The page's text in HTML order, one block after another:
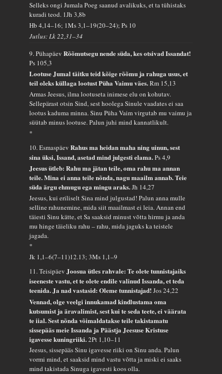
Selleks ongi Jumala Poeg saanud avalikuks, et ta tühistaks
kuradi teod. 1Jh 3,8b
Hb 4,14–16; 1Ms 3,1–19(20–24); Ps 10
Jutlus: Lk 22,31–34
9. PühapäevRõõmutsegu nende süda, kes otsivad Issandat!
Ps 105,3
Lootuse Jumal täitku teid kõige rõõmu ja rahuga usus, et
teil oleks küllaga lootust Püha Vaimu väes.Rm 15,13
Armas Jeesus, ilma lootuseta inimese elu on kohutav.
Sellepärast otsin Sind, sest hoolega Sinule vaadates ei saa
lootus kaduma minna. Sinu Püha Vaim virgutab mu vaimu ja
süütab minus lootuse. Palun juhi mind kannatlikult.
*
10. EsmaspäevRahus ma heidan maha ning uinun, sest
sina üksi, Issand, asetad mind julgesti elama.Ps 4,9
Jeesus ütleb: Rahu ma jätan teile, oma rahu ma annan
teile. Mina ei anna teile nõnda, nagu maailm annab. Teie
süda ärgu ehmugu ega mingu araks.Jh 14,27
Jeesus, kui eriliselt Sina mind julgustad! Palun anna mulle
selline rahunemine, mida siit maailmast ei leia. Annan end
täiesti Sinu kätte, et Sa saaksid minust võtta hirmu ja anda
mu hinge täieliku rahu – rahu, mida jaguks ka teistele
jagada.
*
Jk 1,1–6(7–11)12.13; 3Ms 1,1–9
11. TeisipäevJoosua ütles rahvale: Te olete tunnistajaiks
iseeneste vastu, et te olete endile valinud Issanda, et teda
teenida. Ja nad vastasid: Oleme tunnistajad!Jos 24,22
Vennad, olge veelgi innukamad kindlustama oma
kutsumist ja äravalimist, sest kui te seda teete, ei väärata
te iial. Sest nõnda võimaldatakse teile takistamatu
sissepääs meie Issanda ja Päästja Jeesuse Kristuse
igavesse kuningriiki.2Pt 1,10–11
Jeesus, sissepääs Sinu igavesse riiki on Sinu anda. Palun
vormi mind, et saaksid mind vastu võtta ja miski ei saaks
mind takistada Sinuga igavesti koos olla.